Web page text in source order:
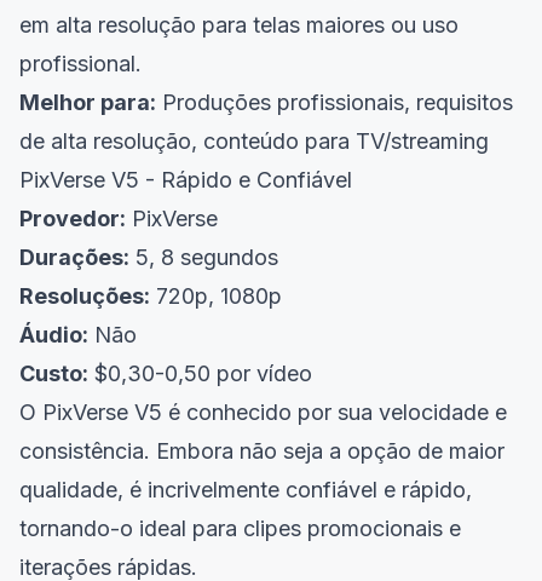
em alta resolução para telas maiores ou uso
profissional.
Melhor para: Produções profissionais, requisitos
de alta resolução, conteúdo para TV/streaming
PixVerse V5 - Rápido e Confiável
Provedor: PixVerse
Durações: 5, 8 segundos
Resoluções: 720p, 1080p
Áudio: Não
Custo: $0,30-0,50 por vídeo
O PixVerse V5 é conhecido por sua velocidade e
consistência. Embora não seja a opção de maior
qualidade, é incrivelmente confiável e rápido,
tornando-o ideal para clipes promocionais e
iterações rápidas.